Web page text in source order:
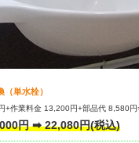
え)
イニング鋼管・銅
管使用/3ｍまで)
イニング鋼管・銅
管使用/3ｍ超え)
の掘削・埋め戻し作
防水処理・清掃・修
加工など（軽作業）
・防水処理・清掃・修
加工など（中作業）
・防水処理・清掃・修
・加工など（重作業）
単水栓）
+作業料金 13,200円+部品代 8,580
円 ➡ 22,080円(税込)